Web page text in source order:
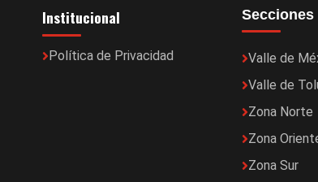
Institucional
Política de Privacidad
Secciones
Valle de
Valle de
Zona Norte
Zona
Zona Sur